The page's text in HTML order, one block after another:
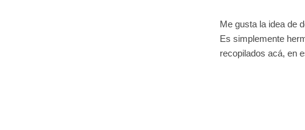
Me gusta la idea de
Es simplemente
recopilados acá, en